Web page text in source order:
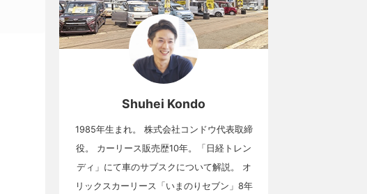
Shuhei Kondo
1985年生まれ。 株式会社コンドウ代表取締
役。 カーリース販売歴10年。「日経トレン
ディ」にて車のサブスクについて解説。 オ
リックスカーリース「いまのりセブン」8年